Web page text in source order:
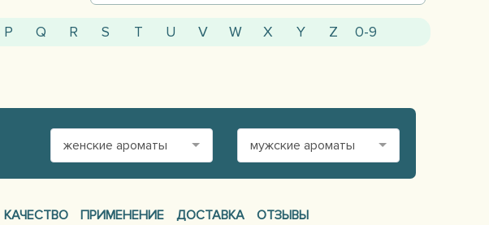
P Q R S T U V W X Y Z 0-9
мужские ароматы
женские ароматы
КАЧЕСТВО ПРИМЕНЕНИЕ ДОСТАВКА ОТЗЫВЫ